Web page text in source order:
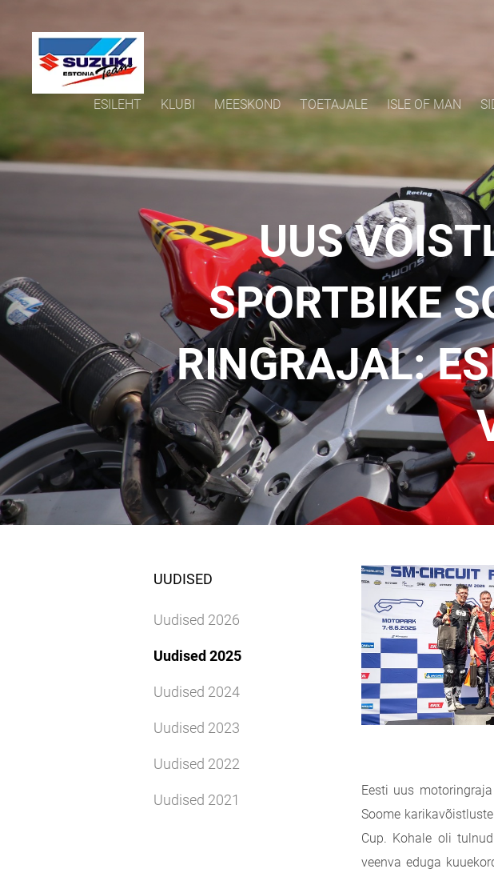
ESILEHT KLUBI MEESKOND TOETAJALE ISLE OF MAN
UUS
SPORTBIKE
RINGRAJAL:
UUDISED
Uudised 2026
Uudised 2025
Uudised 2024
Uudised 2023
Uudised 2022
Uudised 2021
Eesti uus
Soome
Cup. Kohale oli
veenva eduga